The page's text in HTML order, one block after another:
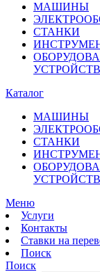
МАШИНЫ
СТАНКИ
Каталог
МАШИНЫ
СТАНКИ
Меню
Услуги
Контакты
Ставки на
Поиск
Поиск